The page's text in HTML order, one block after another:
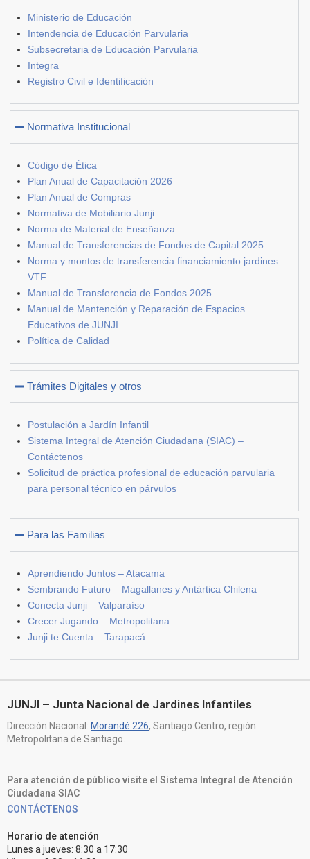
Ministerio de Educación
Intendencia de Educación Parvularia
Subsecretaria de Educación Parvularia
Integra
Registro Civil e Identificación
Normativa Institucional
Código de Ética
Plan Anual de Capacitación 2026
Plan Anual de Compras
Normativa de Mobiliario Junji
Norma de Material de Enseñanza
Manual de Transferencias de Fondos de Capital 2025
Norma y montos de transferencia financiamiento jardines
VTF
Manual de Transferencia de Fondos 2025
Manual de Mantención y Reparación de Espacios
Educativos de JUNJI
Política de Calidad
Trámites Digitales y otros
Postulación a Jardín Infantil
Sistema Integral de Atención Ciudadana (SIAC) –
Contáctenos
Solicitud de práctica profesional de educación parvularia
para personal técnico en párvulos
Para las Familias
Aprendiendo Juntos – Atacama
Sembrando Futuro – Magallanes y Antártica Chilena
Conecta Junji – Valparaíso
Crecer Jugando – Metropolitana
Junji te Cuenta – Tarapacá
JUNJI – Junta Nacional de Jardines Infantiles
Dirección Nacional: Morandé 226, Santiago Centro, región
Metropolitana de Santiago.
Para atención de público visite el Sistema Integral de Atención
Ciudadana SIAC
CONTÁCTENOS
Horario de atención
Lunes a jueves: 8:30 a 17:30